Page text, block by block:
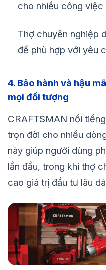
cho nhiều công việc
Thợ chuyên nghiệp
để phù hợp với yêu
4. Bảo hành và hậu
mọi đối tượng
CRAFTSMAN nổi
trọn đời cho nhiều
này giúp người dùng
lần đầu, trong khi thợ
cao giá trị đầu tư lâu